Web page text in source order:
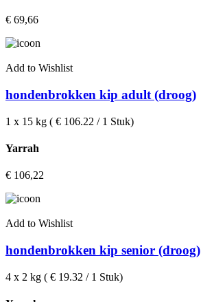
€ 69,66
Add to Wishlist
hondenbrokken kip adult (droog)
1 x 15 kg ( € 106.22 / 1 Stuk)
Yarrah
€ 106,22
Add to Wishlist
hondenbrokken kip senior (droog)
4 x 2 kg ( € 19.32 / 1 Stuk)